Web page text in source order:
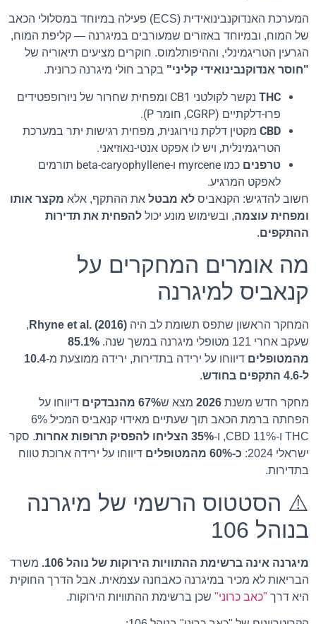
המערכת האנדוקנבינואידית (ECS) פעילה במיוחד במסלולי הכאב
של המוח, ובמיוחד באזורים שמעורבים במיגרנה — קליפת המוח,
הגרעין הטריגמינלי, וההיפותלמוס. חוקרים מציעים תיאוריה של
"חוסר אנדוקנבינואידי קליני" בקרב חולי מיגרנה כרונית.
THC
נקשר לקולטני CB1 ומפחית שחרור של ניורופפטידים
פרו-דלקתיים (CGRP, חומר P).
CBD מקטין דלקת נוירוגנית, מפחית רגישות יתר במערכת
הטריגמינלית, ויש לו אפקט אנטי-נאוזיאני.
טרפנים
כמו myrcene ו-beta-caryophyllene תורמים
לאפקט המרגיע.
חשוב להדגיש: הקנאביס לא מבטל את ההתקף, אלא מקצר אותו
ומפחית עוצמה, ובשימוש מונע יכול להפחית את תדירות
ההתקפים.
מה אומרים המחקרים על
קנאביס למיגרנה
המחקר הראשון שתפס תשומת לב היה Rhyne et al. (2016)
,
שעקב אחרי 121 מטופלי מיגרנה במשך שנה.
85.1%
מהמטופלים דיווחו על ירידה בתדירות, ירידה ממוצעת מ-10.4
ל-4.6 התקפים בחודש
.
מחקר חדש משנת 2026 מצא ש67% מהנבדקים
דיווחו על
הפחתה ברמת הכאב תוך שעתיים מאידוי קנאביס המכיל 6%
THC ו-11% CBD, ו-
35% הצליחו להפסיק תרופות אחרות
. סקר
ישראלי 2024:
כ-60% מהמטופלים
דיווחו על ירידה ארוכת טווח
בתדירות.
⚠️ הסטטוס הרשמי של מיגרנה
בנוהל 106
מיגרנה אינה ברשימת ההתוויות הירוקות של נוהל 106.
משרד
הבריאות לא מכיר במיגרנה כאבחנה עצמאית. אבל הדרך החוקית
היא דרך "כאב כרוני" שכן ברשימת ההתוויות הירוקות.